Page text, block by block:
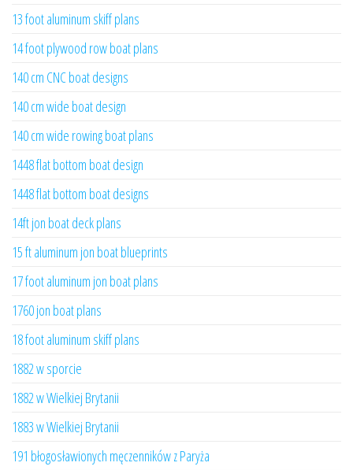
13 foot aluminum skiff plans
14 foot plywood row boat plans
140 cm CNC boat designs
140 cm wide boat design
140 cm wide rowing boat plans
1448 flat bottom boat design
1448 flat bottom boat designs
14ft jon boat deck plans
15 ft aluminum jon boat blueprints
17 foot aluminum jon boat plans
1760 jon boat plans
18 foot aluminum skiff plans
1882 w sporcie
1882 w Wielkiej Brytanii
1883 w Wielkiej Brytanii
191 błogosławionych męczenników z Paryża